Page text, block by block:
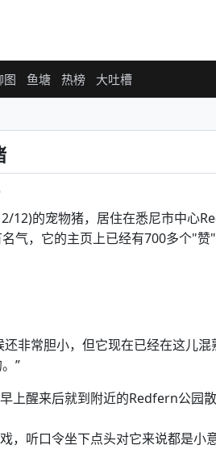
图 鱼塘 热榜 大吐槽
12)的宠物猪，居住在悉尼市中心
气，它的主页上已经有700多个"
还非常胆小，但它现在已经在这儿
”
上醒来后就到附近的Redfern公园
，听口令坐下点头对它来说都是小意